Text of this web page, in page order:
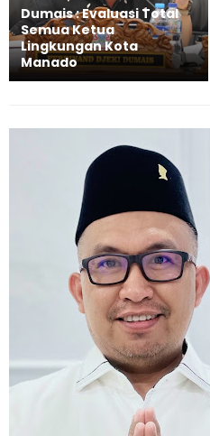
Dumais : Evaluasi Total
Semua Ketua
Lingkungan Kota
Manado